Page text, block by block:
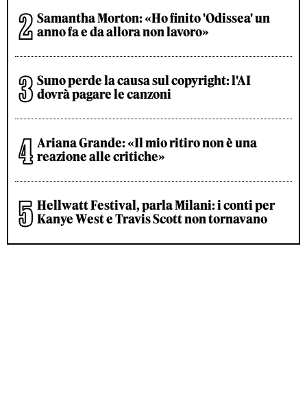
Samantha Morton: «Ho finito 'Odissea' un
anno fa e da allora non lavoro»
Suno perde la causa sul copyright: l'AI
dovrà pagare le canzoni
Ariana Grande: «Il mio ritiro non è una
reazione alle critiche»
Hellwatt Festival, parla Milani: i conti per
Kanye West e Travis Scott non tornavano